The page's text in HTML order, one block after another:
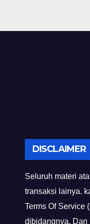
DISCLAIMER
Seluruh materi
transaksi lainya.
Terms Of Service
dibidangnya. Dan